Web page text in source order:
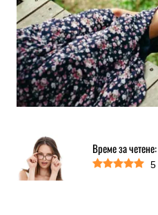
Време за четене:
5